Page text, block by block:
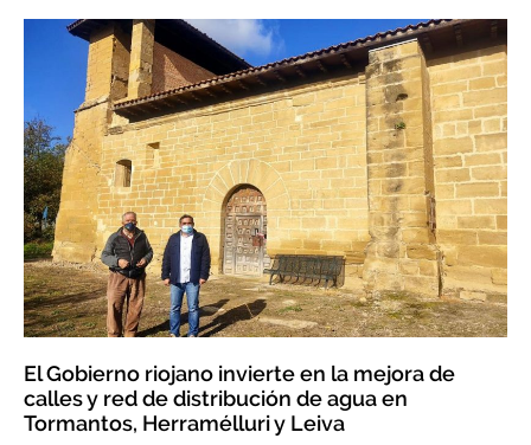
El Gobierno riojano invierte en la mejora de
calles y red de distribución de agua en
Tormantos, Herramélluri y Leiva